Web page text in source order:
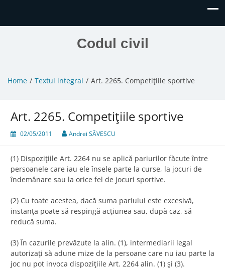
Codul civil
Home Textul integral Art. 2265. Competiţiile sportive
Art. 2265. Competiţiile sportive
02/05/2011 Andrei SĂVESCU
(1) Dispoziţiile Art. 2264 nu se aplică pariurilor făcute între
persoanele care iau ele însele parte la curse, la jocuri de
îndemânare sau la orice fel de jocuri sportive.
(2) Cu toate acestea, dacă suma pariului este excesivă,
instanţa poate să respingă acţiunea sau, după caz, să
reducă suma.
(3) În cazurile prevăzute la alin. (1), intermediarii legal
autorizaţi să adune mize de la persoane care nu iau parte la
joc nu pot invoca dispoziţiile Art. 2264 alin. (1) şi (3).